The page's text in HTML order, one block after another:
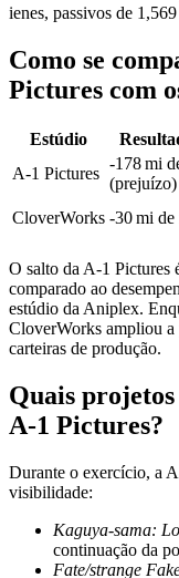
ienes, passivos de
Como se
Pictures com
Estúdio
A-1 Pictures
‑178 mi
(prejuízo)
CloverWorks ‑30 mi
O salto da A-1 Pictures
comparado ao
estúdio da Aniplex.
CloverWorks ampliou a
carteiras de produção.
Quais
A-1 Pictures?
Durante o exercício, a
visibilidade:
Kaguya-sama:
continuação da
Fate/strange